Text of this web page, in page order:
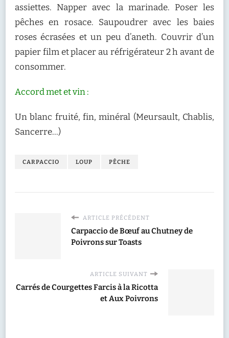
assiettes. Napper avec la marinade. Poser les
pêches en rosace. Saupoudrer avec les baies
roses écrasées et un peu d’aneth. Couvrir d’un
papier film et placer au réfrigérateur 2 h avant de
consommer.
Accord met et vin :
Un blanc fruité, fin, minéral (Meursault, Chablis,
Sancerre…)
CARPACCIO LOUP PÊCHE
ARTICLE PRÉCÉDENT
Carpaccio de Bœuf au Chutney de
Poivrons sur Toasts
ARTICLE SUIVANT
Carrés de Courgettes Farcis à la Ricotta
et Aux Poivrons